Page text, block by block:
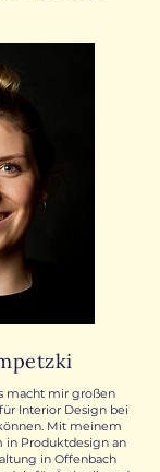
macht mir großen
Interior Design bei
Mit meinem
in Produktdesign an
in Offenbach